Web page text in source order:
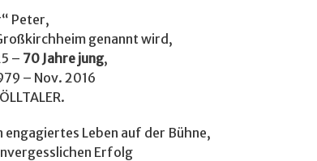
Peter,
genannt wird,
– 70 Jahre jung,
– Nov. 2016
Leben auf der Bühne,
Erfolg